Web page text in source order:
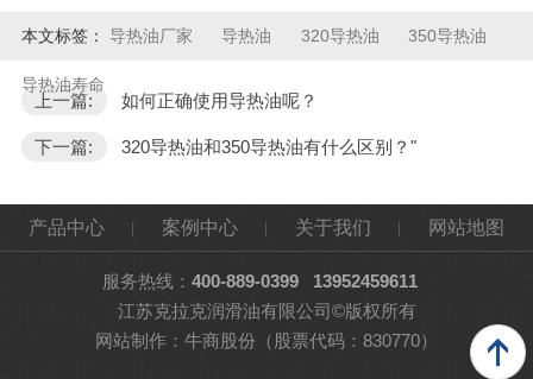
本文标签： 导热油厂家 导热油 320导热油 350导热油
导热油寿命
上一篇: 如何正确使用导热油呢？
下一篇: 320导热油和350导热油有什么区别？"
产品中心 案例中心 关于我们 网站地图
服务热线： 400-889-0399
13952459611
江苏克拉克润滑油有限公司©版权所有
网站制作： 牛商股份 （股票代码：830770）